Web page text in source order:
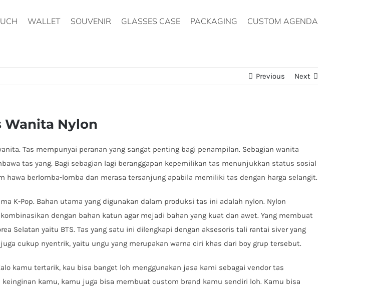
WALLET SOUVENIR GLASSES CASE PACKAGING CUSTOM AGENDA
Previous Next
Wanita Nylon
Tas mempunyai peranan yang sangat penting bagi penampilan. Sebagian wanita
tas yang. Bagi sebagian lagi beranggapan kepemilikan tas menunjukkan status sosial
hawa berlomba-lomba dan merasa tersanjung apabila memiliki tas dengan harga selangit.
K-Pop. Bahan utama yang digunakan dalam produksi tas ini adalah nylon. Nylon
dengan bahan katun agar mejadi bahan yang kuat dan awet. Yang membuat
Selatan yaitu BTS. Tas yang satu ini dilengkapi dengan aksesoris tali rantai siver yang
cukup nyentrik, yaitu ungu yang merupakan warna ciri khas dari boy grup tersebut.
kamu tertarik, kau bisa banget loh menggunakan jasa kami sebagai vendor tas
kamu, kamu juga bisa membuat custom brand kamu sendiri loh. Kamu bisa